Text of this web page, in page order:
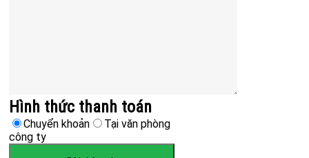
Hình thức thanh toán
Chuyển khoản
Tại văn phòng
công ty